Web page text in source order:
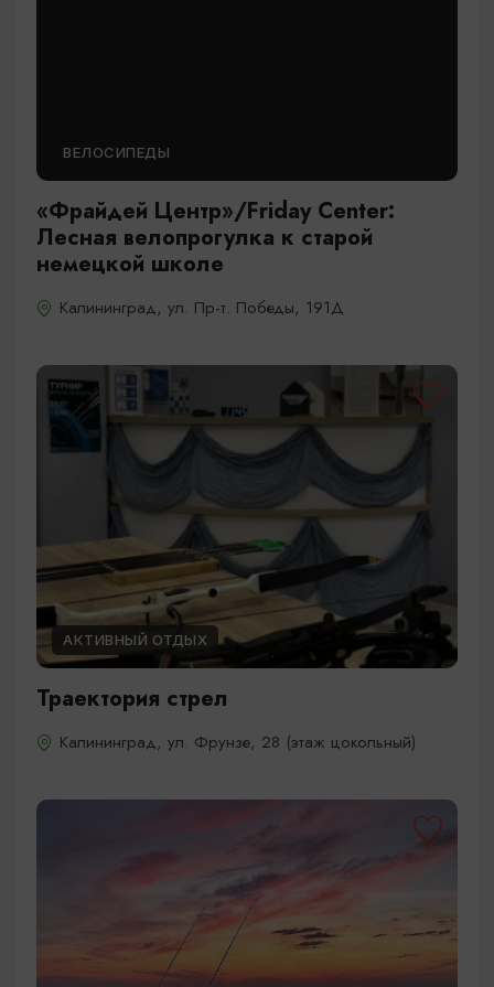
ВЕЛОСИПЕДЫ
«Фрайдей Центр»/Friday Center:
Лесная велопрогулка к старой
немецкой школе
Калининград, ул. Пр-т. Победы, 191Д
АКТИВНЫЙ ОТДЫХ
Траектория стрел
Калининград, ул. Фрунзе, 28 (этаж цокольный)